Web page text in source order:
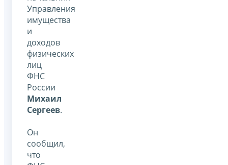
Управления
имущества
и
доходов
физических
лиц
ФНС
России
Михаил
Сергеев.
Он
сообщил,
что